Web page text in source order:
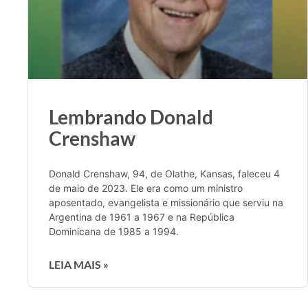
Lembrando Donald
Crenshaw
Donald Crenshaw, 94, de Olathe, Kansas, faleceu 4
de maio de 2023. Ele era como um ministro
aposentado, evangelista e missionário que serviu na
Argentina de 1961 a 1967 e na República
Dominicana de 1985 a 1994.
LEIA MAIS »